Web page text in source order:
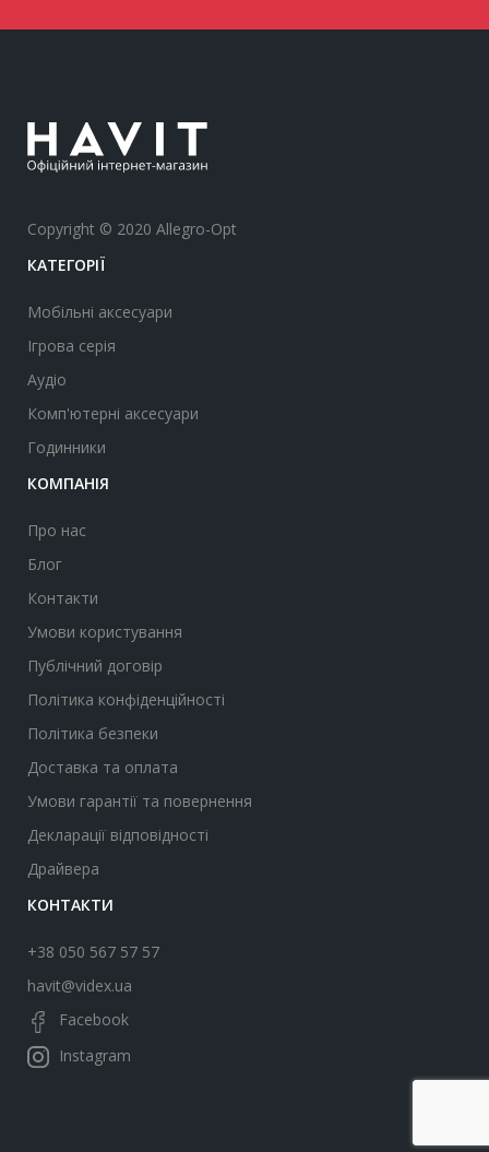
Copyright © 2020 Allegro-Opt
КАТЕГОРІЇ
Мобільні аксесуари
Ігрова серія
Аудіо
Комп'ютерні аксесуари
Годинники
КОМПАНІЯ
Про нас
Блог
Контакти
Умови користування
Публічний договір
Політика конфіденційності
Політика безпеки
Доставка та оплата
Умови гарантії та повернення
Декларації відповідності
Драйвера
КОНТАКТИ
+38 050 567 57 57
havit@videx.ua
Facebook
Instagram